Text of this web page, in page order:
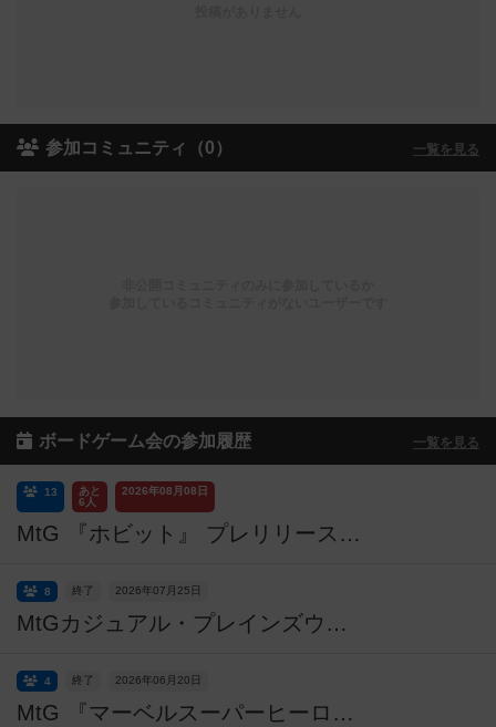
参加コミュニティ（0） 一覧を見る
ボードゲーム会の参加履歴 一覧を見る
MtG 『ホビット』 プレリリース・土曜昼の部【初心者・未経験者とも歓迎】
あと
6人
2026年08月08日
13
MtGカジュアル・プレインズウォーカー・シリーズ【初心者歓迎】【2026.07】
終了 2026年07月25日
8
MtG 『マーベルスーパーヒーローズ』 プレリリース・土曜夜の部【初心者・未経験者とも歓迎】
終了 2026年06月20日
4